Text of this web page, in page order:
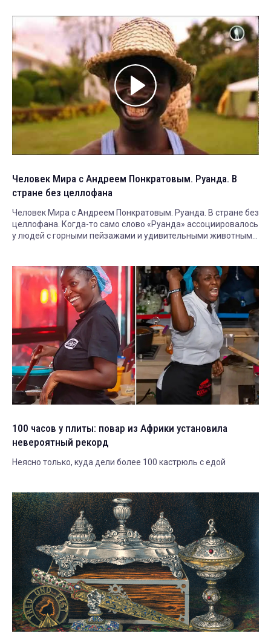
Человек Мира с Андреем Понкратовым. Руанда. В
стране без целлофана
Человек Мира с Андреем Понкратовым. Руанда. В стране без
целлофана. Когда-то само слово «Руанда» ассоциировалось
у людей с горными пейзажами и удивительными животными,
100 часов у плиты: повар из Африки установила
невероятный рекорд
Неясно только, куда дели более 100 кастрюль с едой